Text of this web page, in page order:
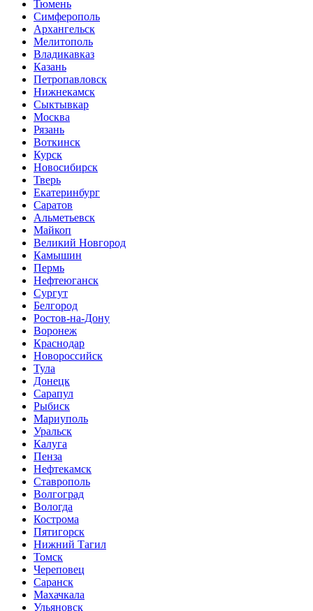
Тюмень
Симферополь
Архангельск
Мелитополь
Владикавказ
Казань
Петропавловск
Нижнекамск
Сыктывкар
Москва
Рязань
Воткинск
Курск
Новосибирск
Тверь
Екатеринбург
Саратов
Альметьевск
Майкоп
Великий Новгород
Камышин
Пермь
Нефтеюганск
Сургут
Белгород
Ростов-на-Дону
Воронеж
Краснодар
Новороссийск
Тула
Донецк
Сарапул
Рыбиск
Мариуполь
Уральск
Калуга
Пенза
Нефтекамск
Ставрополь
Волгоград
Вологда
Кострома
Пятигорск
Нижний Тагил
Томск
Череповец
Саранск
Махачкала
Ульяновск